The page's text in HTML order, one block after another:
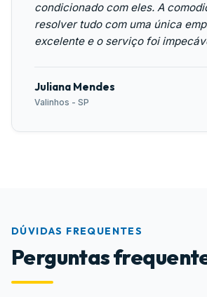
condicionado com eles. A
resolver tudo com uma única
excelente e o serviço foi
Juliana Mendes
Valinhos - SP
DÚVIDAS FREQUENTES
Perguntas